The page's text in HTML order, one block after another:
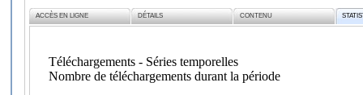
ACCÈS EN LIGNE DÉTAILS CONTENU